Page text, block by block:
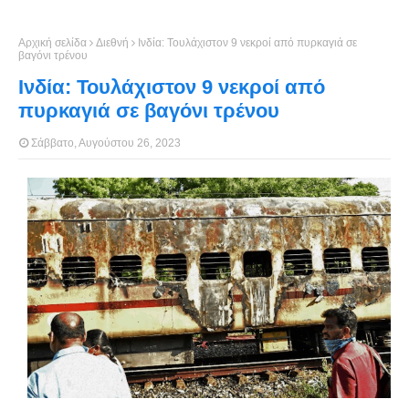
Αρχική σελίδα Διεθνή
Ινδία: Τουλάχιστον 9 νεκροί από πυρκαγιά σε
βαγόνι τρένου
Ινδία: Τουλάχιστον 9 νεκροί από
πυρκαγιά σε βαγόνι τρένου
Σάββατο, Αυγούστου 26, 2023